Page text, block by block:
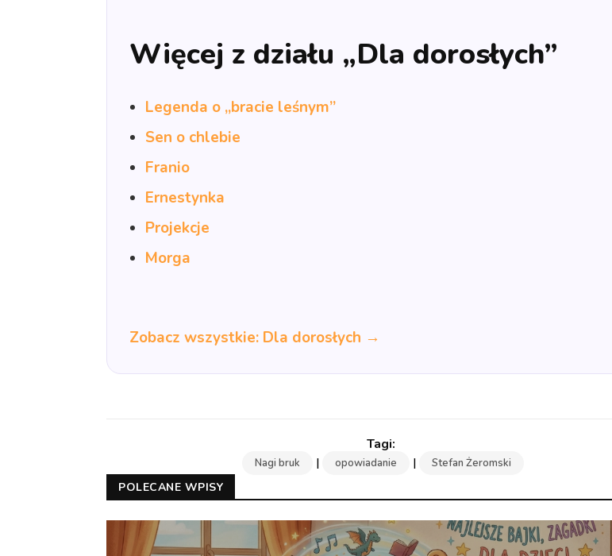
Więcej z działu „Dla dorosłych”
Legenda o „bracie leśnym”
Sen o chlebie
Franio
Ernestynka
Projekcje
Morga
Zobacz wszystkie: Dla dorosłych →
Nagi bruk | opowiadanie | Stefan Żeromski
POLECANE WPISY